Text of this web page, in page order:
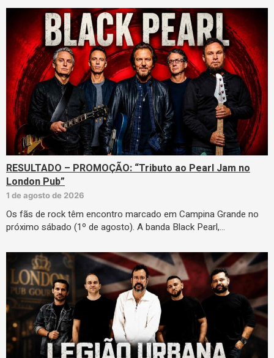
RESULTADO – PROMOÇÃO: “Tributo ao Pearl Jam no
London Pub”
1 de agosto de 2026
Os fãs de rock têm encontro marcado em Campina Grande no
próximo sábado (1º de agosto). A banda Black Pearl,…